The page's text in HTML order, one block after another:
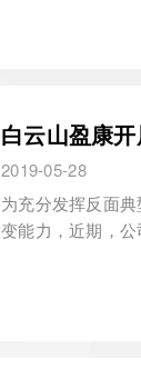
白云山盈康
2019-05-28
为充分发挥反面
变能力，近期，